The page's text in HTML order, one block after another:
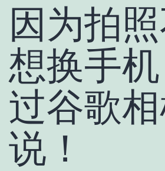
因为拍
想换手
过谷歌
说！